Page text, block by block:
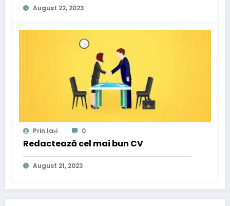
August 22, 2023
Prin Iași 0
Redactează cel mai bun CV
August 21, 2023